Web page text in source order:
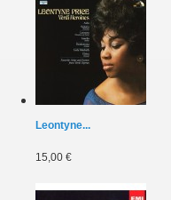
Leontyne...
15,00 €